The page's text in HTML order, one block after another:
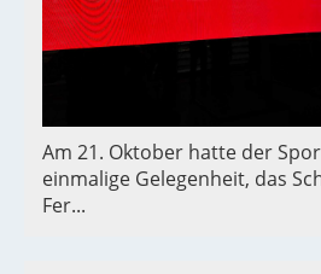
Am 21. Oktober hatte der
einmalige Gelegenheit, das
Fer...